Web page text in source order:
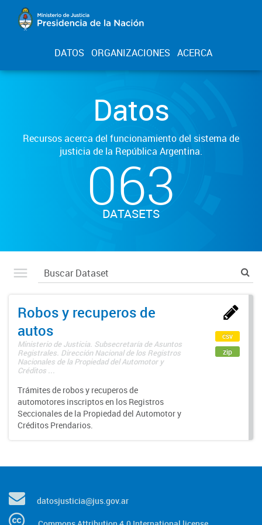
DATOS ORGANIZACIONES ACERCA
Datos
Recursos acerca del funcionamiento del sistema de
justicia de la República Argentina.
063
DATASETS
Robos y recuperos de
autos
Ministerio de Justicia. Subsecretaría de Asuntos
Registrales. Dirección Nacional de los Registros
Nacionales de la Propiedad del Automotor y
Créditos ...
Trámites de robos y recuperos de
automotores inscriptos en los Registros
Seccionales de la Propiedad del Automotor y
Créditos Prendarios.
csv
zip
datosjusticia@jus.gov.ar